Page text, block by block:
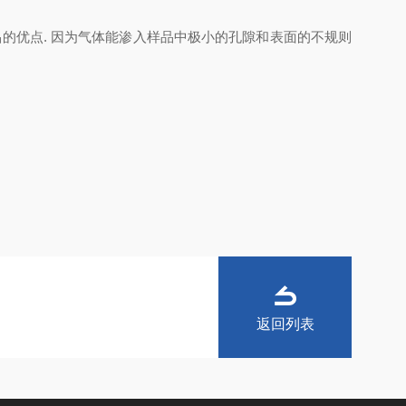
优点. 因为气体能渗入样品中极小的孔隙和表面的不规则
返回列表